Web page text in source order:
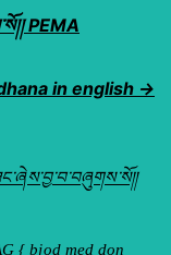
PEMA
in english →
{ bjod med don